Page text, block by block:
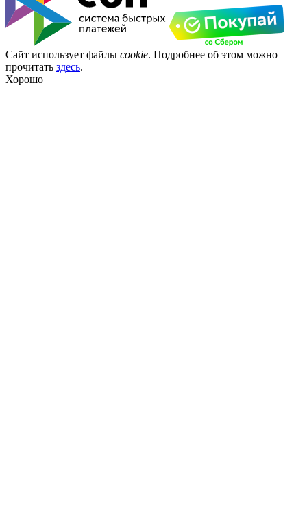
Сайт использует файлы cookie. Подробнее об этом можно
прочитать здесь.
Хорошо